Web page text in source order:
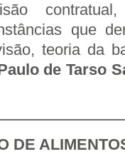
que
teoria da
de Tarso
DE